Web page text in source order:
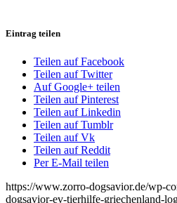
Eintrag teilen
Teilen auf Facebook
Teilen auf Twitter
Auf Google+ teilen
Teilen auf Pinterest
Teilen auf Linkedin
Teilen auf Tumblr
Teilen auf Vk
Teilen auf Reddit
Per E-Mail teilen
https://www.zorro-dogsavior.de/wp-
dogsavior-ev-tierhilfe-griechenland-